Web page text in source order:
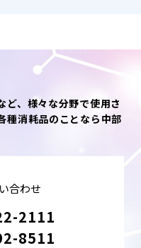
ど、様々な分野で使用さ
種消耗品のことなら中部
合わせ
2111
8511